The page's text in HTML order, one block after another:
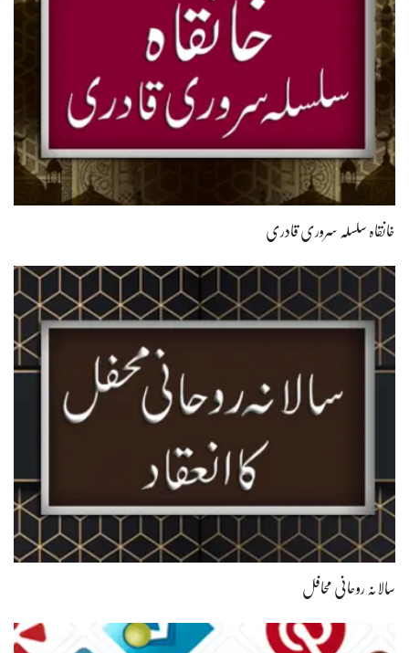
خانقاہ سلسلہ سروری قادری
سالانہ روحانی محافل